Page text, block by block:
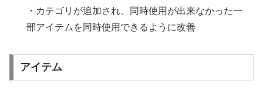
・カテゴリが追加され、同時使用が出来なかった一
部アイテムを同時使用できるように改善
アイテム